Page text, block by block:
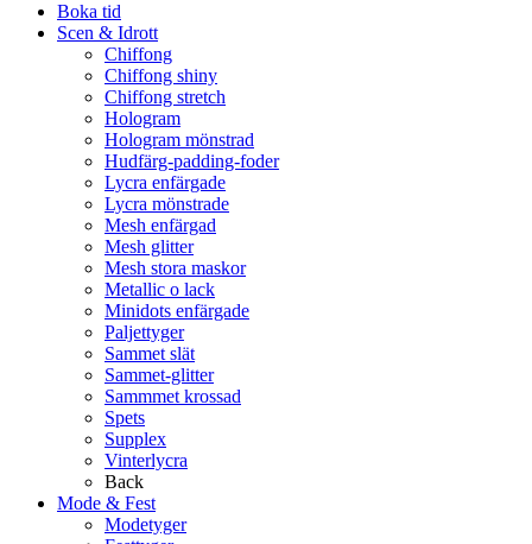
Boka tid
Scen & Idrott
Chiffong
Chiffong shiny
Chiffong stretch
Hologram
Hologram mönstrad
Hudfärg-padding-foder
Lycra enfärgade
Lycra mönstrade
Mesh enfärgad
Mesh glitter
Mesh stora maskor
Metallic o lack
Minidots enfärgade
Paljettyger
Sammet slät
Sammet-glitter
Sammmet krossad
Spets
Supplex
Vinterlycra
Back
Mode & Fest
Modetyger